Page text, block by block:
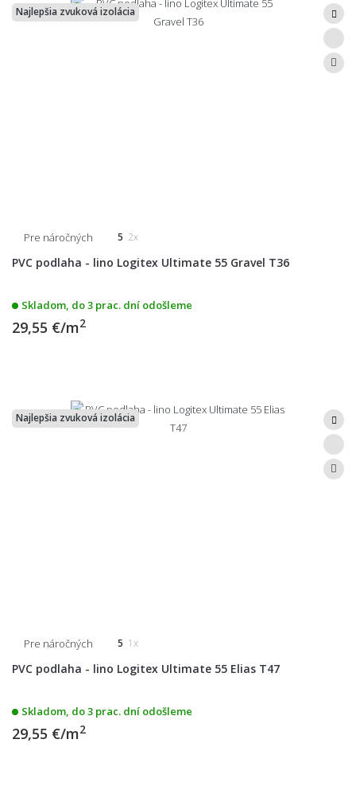
Najlepšia zvuková izolácia
Pre náročných 5 2x
PVC podlaha - lino Logitex Ultimate 55 Gravel T36
Skladom, do 3 prac. dní odošleme
29,55 €/m2
Najlepšia zvuková izolácia
Pre náročných 5 1x
PVC podlaha - lino Logitex Ultimate 55 Elias T47
Skladom, do 3 prac. dní odošleme
29,55 €/m2